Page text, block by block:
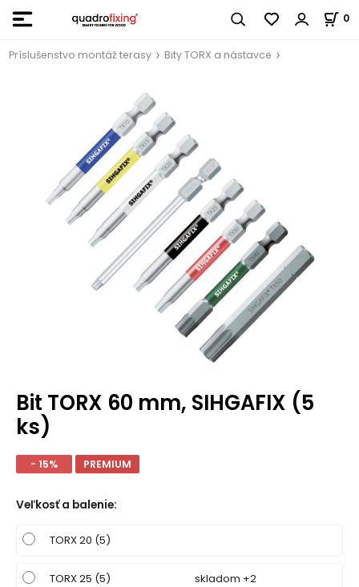
0
Príslušenstvo montáž terasy Bity TORX a nástavce
Bit TORX 60 mm, SIHGAFIX (5
ks)
- 15% PREMIUM
Veľkosť a balenie:
TORX 20 (5)
TORX 25 (5) skladom +2